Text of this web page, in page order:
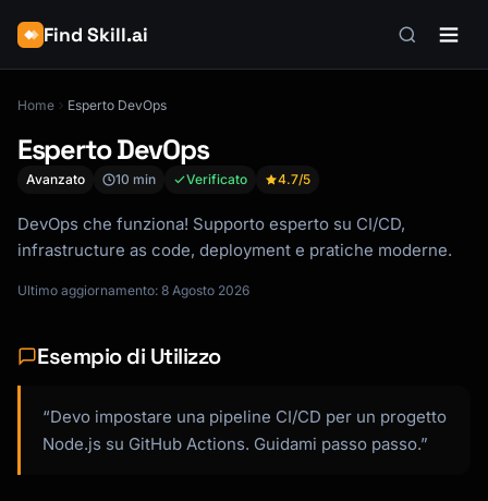
Find Skill.ai
Home Esperto DevOps
Esperto DevOps
Avanzato 10 min Verificato 4.7/5
DevOps che funziona! Supporto esperto su CI/CD,
infrastructure as code, deployment e pratiche moderne.
Ultimo aggiornamento: 8 Agosto 2026
Esempio di Utilizzo
“Devo impostare una pipeline CI/CD per un progetto
Node.js su GitHub Actions. Guidami passo passo.”